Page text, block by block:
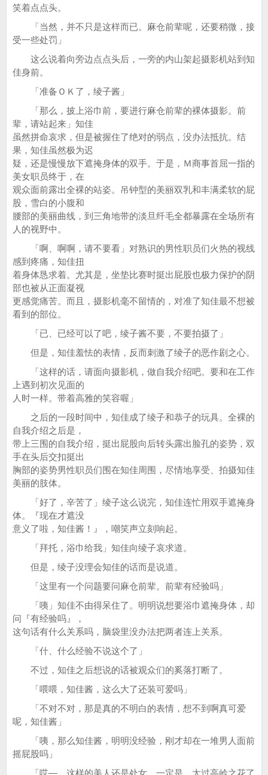
笑着点点头。
「当然，并不只是这样而已。麻仓前辈呢，还要稍微，接
受一些处罚」
这么说着向旁边点点头后，一旁的内山架起摄影机站到知
佳身前。
「准备ＯＫ了，绫子酱」
「那么，披上浴巾前，要进行麻仓前辈的裸体摄影。前
辈，请站起来」知佳
虽然拼命哀求，但是被握住了绝对的弱点，没办法抵抗。结
果，知佳虽然极为迟
疑，还是慢慢放下遮掩身体的双手。于是，Ｍ商事首屈一指的
美女职员终于，在
观众面前露出全裸的站姿。吊钟型的美丽双乳和丰满柔软的屁
股，雪白的小腹和
腰部的美丽曲线，到三角地带的淡旦纤毛全都暴露在全场所有
人的视野中。
「啊、啊啊，请不要看」对熟识的男性职员们火热的视线
感到疼痛，知佳扭
着身体恳求着。尤其是，坐垫比赛时挺出屁股也极力保护的阴
部也被从正面凝视
更感觉痛苦。而且，摄影机毫不留情的，对准了知佳最不想被
看到的部位。
「已、已经可以了吧，绫子酱不要，不要拍摄了」
但是，知佳羞怯的表情，反而刺激了绫子的恶作剧之心。
「这样的话，请面向摄影机，做自我介绍吧。要和在工作
上遇到初次见面的
人时一样。带着高雅的笑容喔」
之后的一段时间中，知佳成了绫子和恭子的玩具。全裸的
自我介绍之后是，
带上三围的自我介绍，挺出屁股向后转头露出脸孔的姿势，双
手在头后交扣挺出
胸部的姿势男性职员们围在知佳周围，尽情地享受、拍摄知佳
美丽的肢体。
「好了，辛苦了」绫子这么说完，知佳连忙用双手遮掩身
体。『现在才遮没
意义了啦，知佳酱！』，嘲笑声立刻响起。
「拜托，浴巾给我」知佳向绫子哀求道。
但是，绫子没理会知佳的话而是说道。
「这里有一个问题要问麻仓前辈。前辈有经验吗」
「咦」知佳不由得呆住了。明明说想要浴巾遮掩身体，却
问『有经验吗』，
这句话有什么关系吗，脑袋里没办法把两者连上关系。
「什、什么经验不说这个了」
不过，知佳之后想说的话被观众们的奚落打断了。
「喂喂，知佳酱，这么大了还装可爱吗」
「不对不对，那是真的不明白的表情，想不到啊真可爱
呢，知佳酱」
「咦，那么知佳酱，明明没经验，刚才却在一堆男人面前
摇屁股吗」
「哎—，这样的美人还是处女，一定是，太过高岭之花了